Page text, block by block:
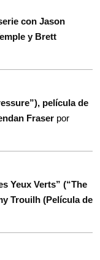
con Jason
y Brett
película de
Fraser por
Yeux Verts” (“The
Trouilh (Película de